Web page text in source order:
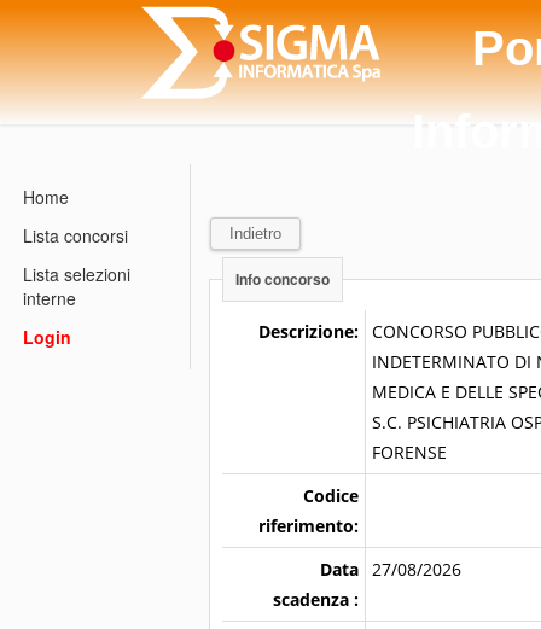
Home
Lista concorsi
Lista selezioni
interne
Login
Indietro
Info concorso
Descrizione: CONCORSO
INDETERMINATO DI
MEDICA E DELLE
S.C. PSICHIATRIA
FORENSE
Codice
riferimento:
Data
scadenza :
27/08/2026